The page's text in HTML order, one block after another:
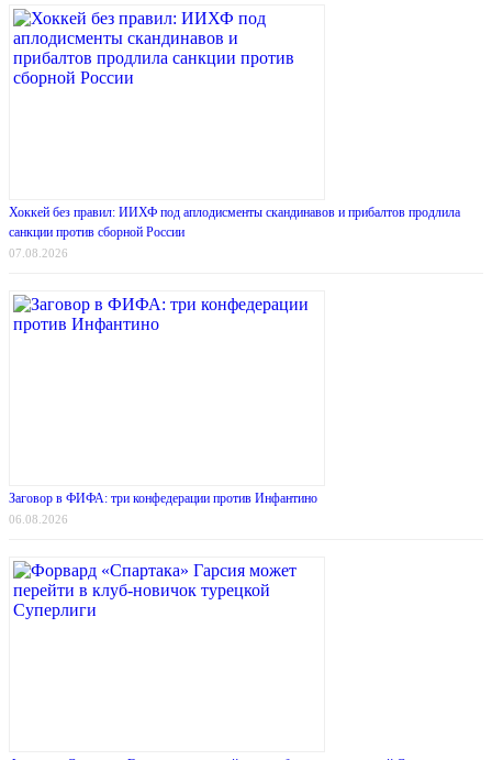
Хоккей без правил: ИИХФ под аплодисменты скандинавов и прибалтов продлила
санкции против сборной России
07.08.2026
Заговор в ФИФА: три конфедерации против Инфантино
06.08.2026